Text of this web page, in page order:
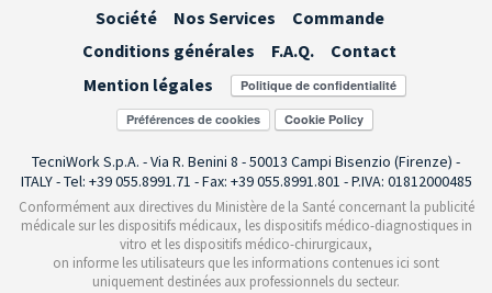
Société Nos Services
Commande
Conditions générales
F.A.Q.
Contact
Mention légales
Préférences de cookies
TecniWork S.p.A. - Via R. Benini 8 - 50013 Campi Bisenzio (Firenze) -
ITALY - Tel: +39 055.8991.71 - Fax: +39 055.8991.801 - P.IVA: 01812000485
Conformément aux directives du Ministère de la Santé concernant la publicité
médicale sur les dispositifs médicaux, les dispositifs médico-diagnostiques in
vitro et les dispositifs médico-chirurgicaux,
on informe les utilisateurs que les informations contenues ici sont
uniquement destinées aux professionnels du secteur.